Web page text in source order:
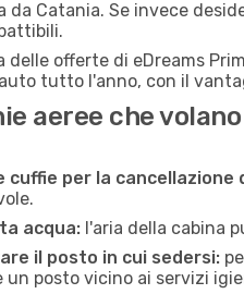
da Catania. Se invece
delle offerte di eDreams
tutto l'anno, con il
aeree che
cuffie per la cancellazione
acqua: l'aria della cabina
il posto in cui sedersi:
un posto vicino ai servizi